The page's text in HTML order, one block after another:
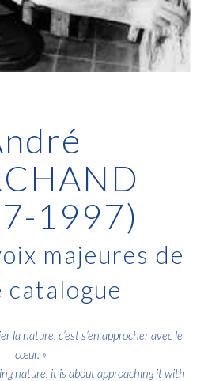
1997)
majeures de
catalogue
la nature, c’est s’en approcher avec le
cœur. »
nature, it is about approaching it with